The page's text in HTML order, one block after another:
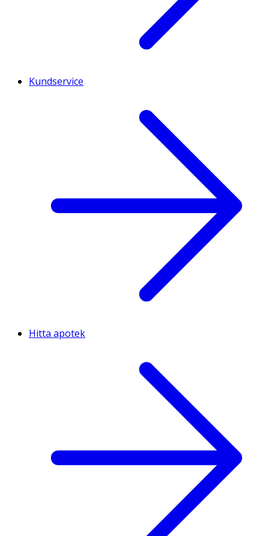
Kundservice
Hitta apotek